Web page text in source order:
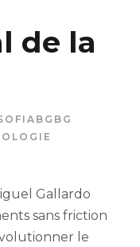
de la
Gallardo
sans friction
le